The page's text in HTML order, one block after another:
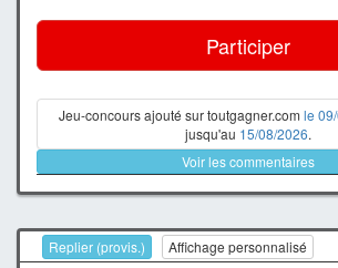
Participer
Jeu-concours ajouté sur toutgagner.com le
jusqu'au 15/08/2026.
Voir les commentaires
Replier (provis.) Affichage personnalisé